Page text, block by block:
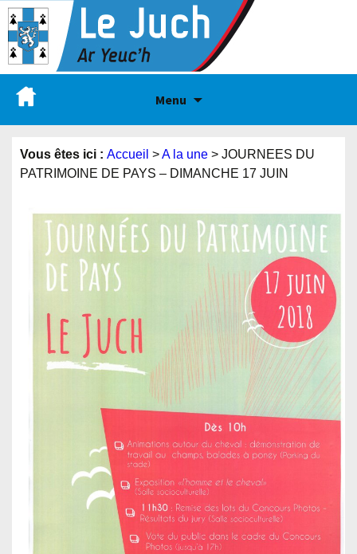
Menu
Vous êtes ici : Accueil >A la une > JOURNEES DU
PATRIMOINE DE PAYS – DIMANCHE 17 JUIN